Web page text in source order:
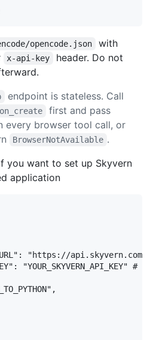
opencode.json with
x-api-key
header. Do not
endpoint is stateless. Call
first and pass
every browser tool call, or
BrowserNotAvailable .
you want to set up Skyvern
application
"https://
"YOUR_SKYVERN_API_KEY" #